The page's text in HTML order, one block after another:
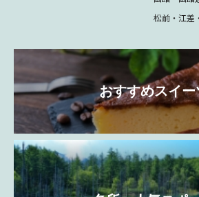
松前・江差
おすすめスイー